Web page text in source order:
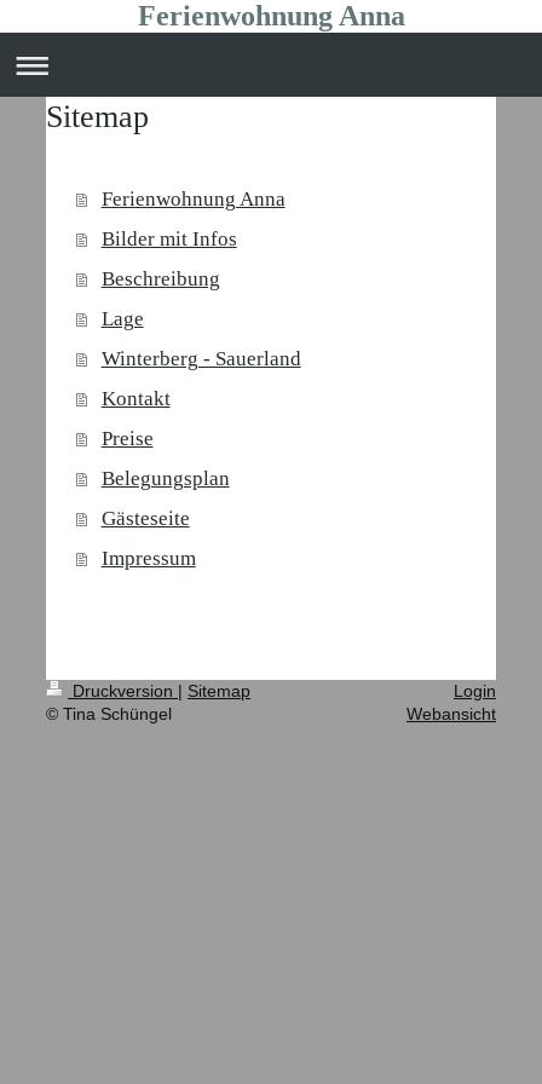
Ferienwohnung Anna
Sitemap
Ferienwohnung Anna
Bilder mit Infos
Beschreibung
Lage
Winterberg - Sauerland
Kontakt
Preise
Belegungsplan
Gästeseite
Impressum
Druckversion | Sitemap
© Tina Schüngel
Login
Webansicht